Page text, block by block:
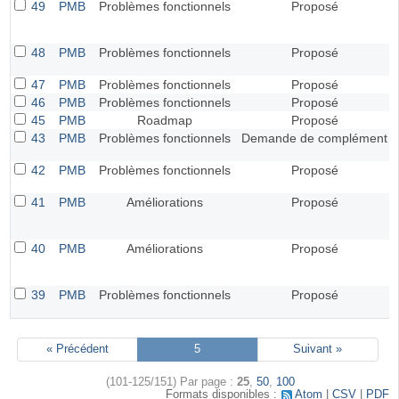
49 PMB Problèmes fonctionnels Proposé
48 PMB Problèmes fonctionnels Proposé
47 PMB Problèmes fonctionnels Proposé
46
PMB Problèmes fonctionnels
Proposé
45
PMB Roadmap Proposé
43
PMB Problèmes fonctionnels Demande de complément
42 PMB Problèmes fonctionnels Proposé
41 PMB Améliorations Proposé
40 PMB Améliorations Proposé
39 PMB Problèmes fonctionnels Proposé
« Précédent 5 Suivant »
(101-125/151) Par page : 25, 50, 100
Formats disponibles :
Atom CSV PDF